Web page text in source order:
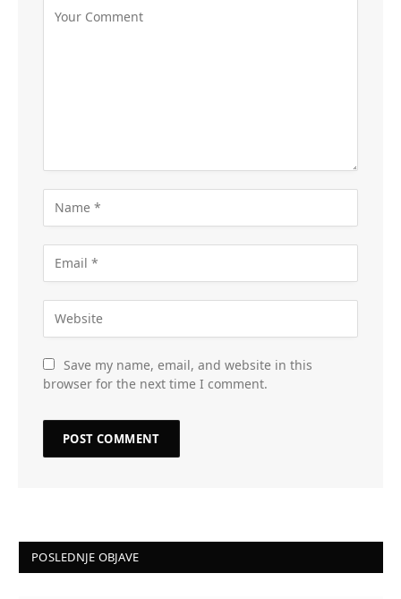
Save my name, email, and website in this
browser for the next time I comment.
POSLEDNJE OBJAVE